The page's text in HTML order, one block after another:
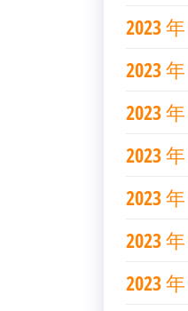
2023
2023
2023
2023
2023
2023
2023